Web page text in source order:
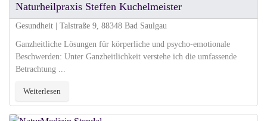
Naturheilpraxis Steffen Kuchelmeister
Gesundheit | Talstraße 9, 88348 Bad Saulgau
Ganzheitliche Lösungen für körperliche und psycho-emotionale
Beschwerden: Unter Ganzheitlichkeit verstehe ich die umfassende
Betrachtung ...
Weiterlesen